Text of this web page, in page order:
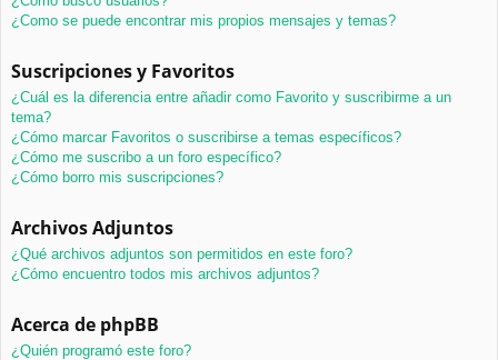
¿Como se puede encontrar mis propios mensajes y temas?
Suscripciones y Favoritos
¿Cuál es la diferencia entre añadir como Favorito y suscribirme a un
tema?
¿Cómo marcar Favoritos o suscribirse a temas específicos?
¿Cómo me suscribo a un foro específico?
¿Cómo borro mis suscripciones?
Archivos Adjuntos
¿Qué archivos adjuntos son permitidos en este foro?
¿Cómo encuentro todos mis archivos adjuntos?
Acerca de phpBB
¿Quién programó este foro?